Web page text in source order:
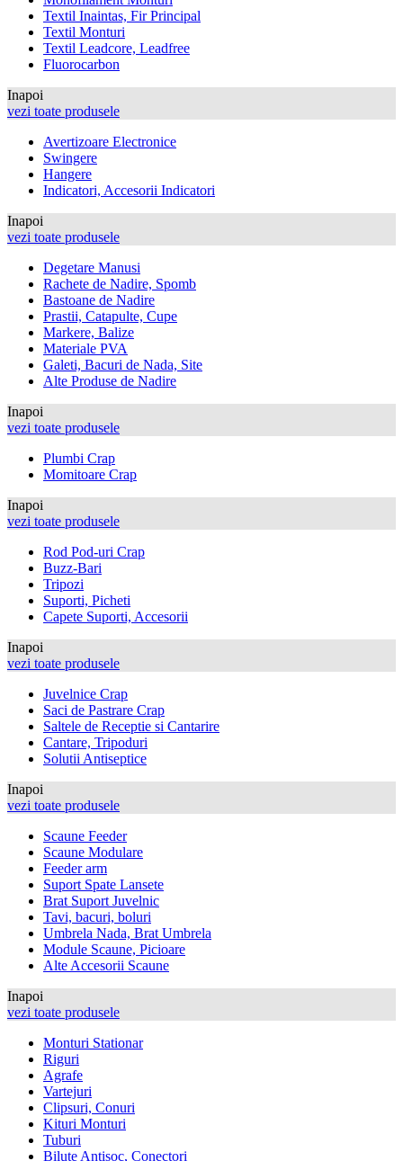
Textil Inaintas, Fir Principal
Textil Monturi
Textil Leadcore, Leadfree
Fluorocarbon
Inapoi
vezi toate produsele
Avertizoare Electronice
Swingere
Hangere
Indicatori, Accesorii Indicatori
Inapoi
vezi toate produsele
Degetare Manusi
Rachete de Nadire, Spomb
Bastoane de Nadire
Prastii, Catapulte, Cupe
Markere, Balize
Materiale PVA
Galeti, Bacuri de Nada, Site
Alte Produse de Nadire
Inapoi
vezi toate produsele
Plumbi Crap
Momitoare Crap
Inapoi
vezi toate produsele
Rod Pod-uri Crap
Buzz-Bari
Tripozi
Suporti, Picheti
Capete Suporti, Accesorii
Inapoi
vezi toate produsele
Juvelnice Crap
Saci de Pastrare Crap
Saltele de Receptie si Cantarire
Cantare, Tripoduri
Solutii Antiseptice
Inapoi
vezi toate produsele
Scaune Feeder
Scaune Modulare
Feeder arm
Suport Spate Lansete
Brat Suport Juvelnic
Tavi, bacuri, boluri
Umbrela Nada, Brat Umbrela
Module Scaune, Picioare
Alte Accesorii Scaune
Inapoi
vezi toate produsele
Monturi Stationar
Riguri
Agrafe
Vartejuri
Clipsuri, Conuri
Kituri Monturi
Tuburi
Bilute Antisoc, Conectori